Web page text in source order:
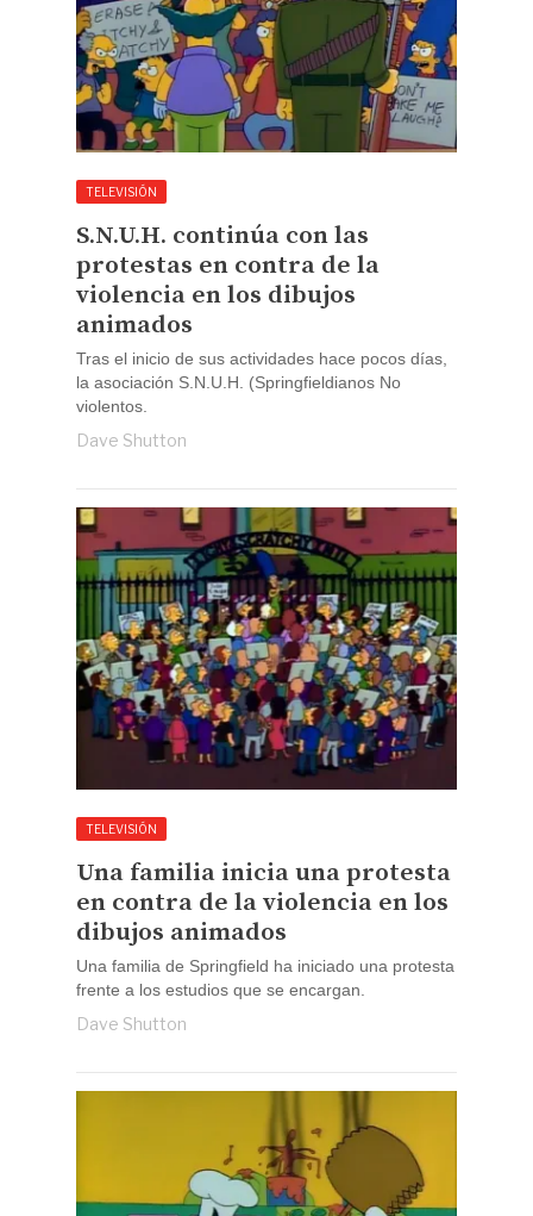
TELEVISIÓN
S.N.U.H. continúa con las
protestas en contra de la
violencia en los dibujos
animados
Tras el inicio de sus actividades hace pocos días,
la asociación S.N.U.H. (Springfieldianos No
violentos.
Dave Shutton
TELEVISIÓN
Una familia inicia una protesta
en contra de la violencia en los
dibujos animados
Una familia de Springfield ha iniciado una protesta
frente a los estudios que se encargan.
Dave Shutton